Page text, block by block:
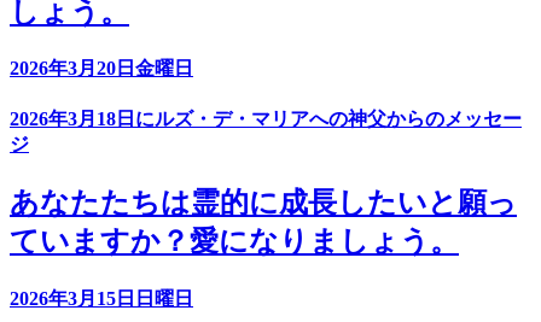
しょう。
2026年3月20日金曜日
2026年3月18日にルズ・デ・マリアへの神父からのメッセー
ジ
あなたたちは霊的に成長したいと願っ
ていますか？愛になりましょう。
2026年3月15日日曜日